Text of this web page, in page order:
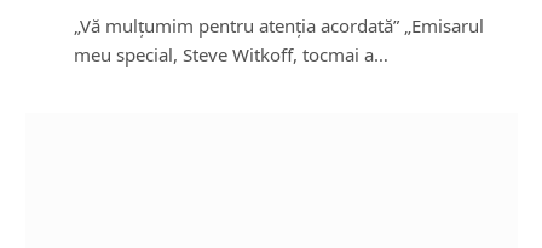
„Vă mulțumim pentru atenția acordată” „Emisarul
meu special, Steve Witkoff, tocmai a…